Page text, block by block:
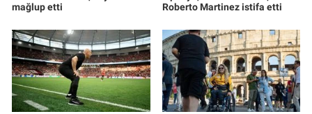
mağlup etti
Roberto Martinez istifa etti